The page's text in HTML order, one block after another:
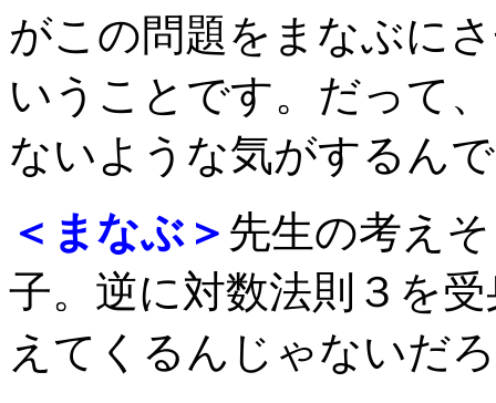
がこの問題をまなぶに
いうことです。だって
ないような気がするん
＜まなぶ＞ 先生の考え
子。逆に対数法則３を
えてくるんじゃないだ